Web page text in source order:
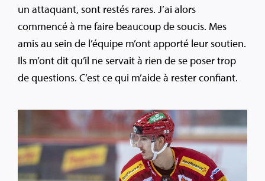
un attaquant, sont restés rares. J’ai alors
commencé à me faire beaucoup de soucis. Mes
amis au sein de l’équipe m’ont apporté leur soutien.
Ils m’ont dit qu’il ne servait à rien de se poser trop
de questions. C’est ce qui m’aide à rester confiant.